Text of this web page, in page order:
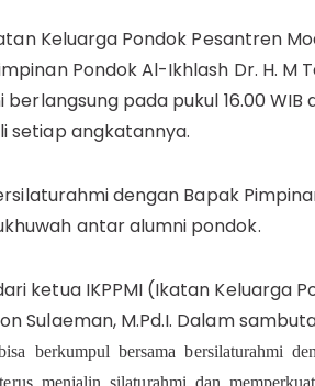
Keluarga Pondok Pesantren
Pondok Al-Ikhlash Dr. H. M
pada pukul 16.00 WIB
setiap angkatannya.
dengan Bapak
antar alumni pondok.
ketua IKPPMI (Ikatan Keluarga
Sulaeman, M.Pd.I. Dalam
berkumpul bersama bersilaturahmi
menjalin silaturahmi dan